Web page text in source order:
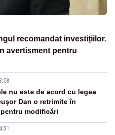
recomandat investițiilor.
avertisment pentru
nu este de acord cu legea
Dan o retrimite în
modificări